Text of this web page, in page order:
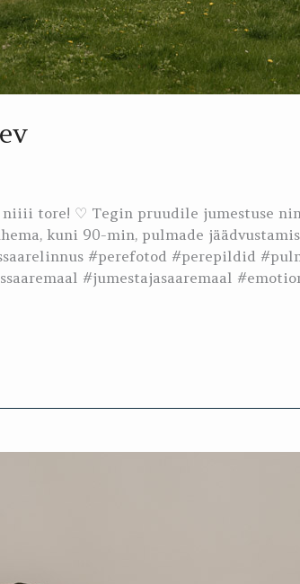
tore! ♡ Tegin pruudile jumestuse
kuni 90-min, pulmade
#perefotod #perepildid
#jumestajasaaremaal